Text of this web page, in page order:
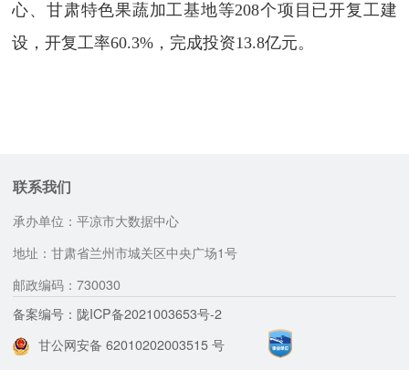
心、甘肃特色果蔬加工基地等208个项目已开复工建
设，开复工率60.3%，完成投资13.8亿元。
联系我们
承办单位：平凉市大数据中心
地址：甘肃省兰州市城关区中央广场1号
邮政编码：730030
备案编号：陇ICP备2021003653号-2
甘公网安备 62010202003515 号